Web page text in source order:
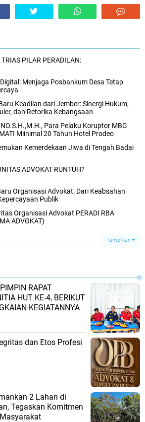
TRIAS PILAR PERADILAN:
Menjaga Posbankum Desa Tetap
Keadilan dari Jember: Sinergi Hukum,
dan Retorika Kebangsaan
Para Pelaku Koruptor MBG
Miinimal 20 Tahun Hotel Prodeo
Kemerdekaan Jiwa di Tengah Badai
ADVOKAT RUNTUH?
Organisasi Advokat: Dari Keabsahan
Publik
Organisasi Advokat PERADI RBA
ADVOKAT)
Tampilkan
RAPAT
HUT KE-4, BERIKUT
KEGIATANNYA
dan Etos Profesi
2 Lahan di
Tegaskan Komitmen